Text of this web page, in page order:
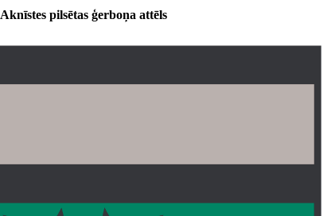
Aknīstes pilsētas ģerboņa attēls